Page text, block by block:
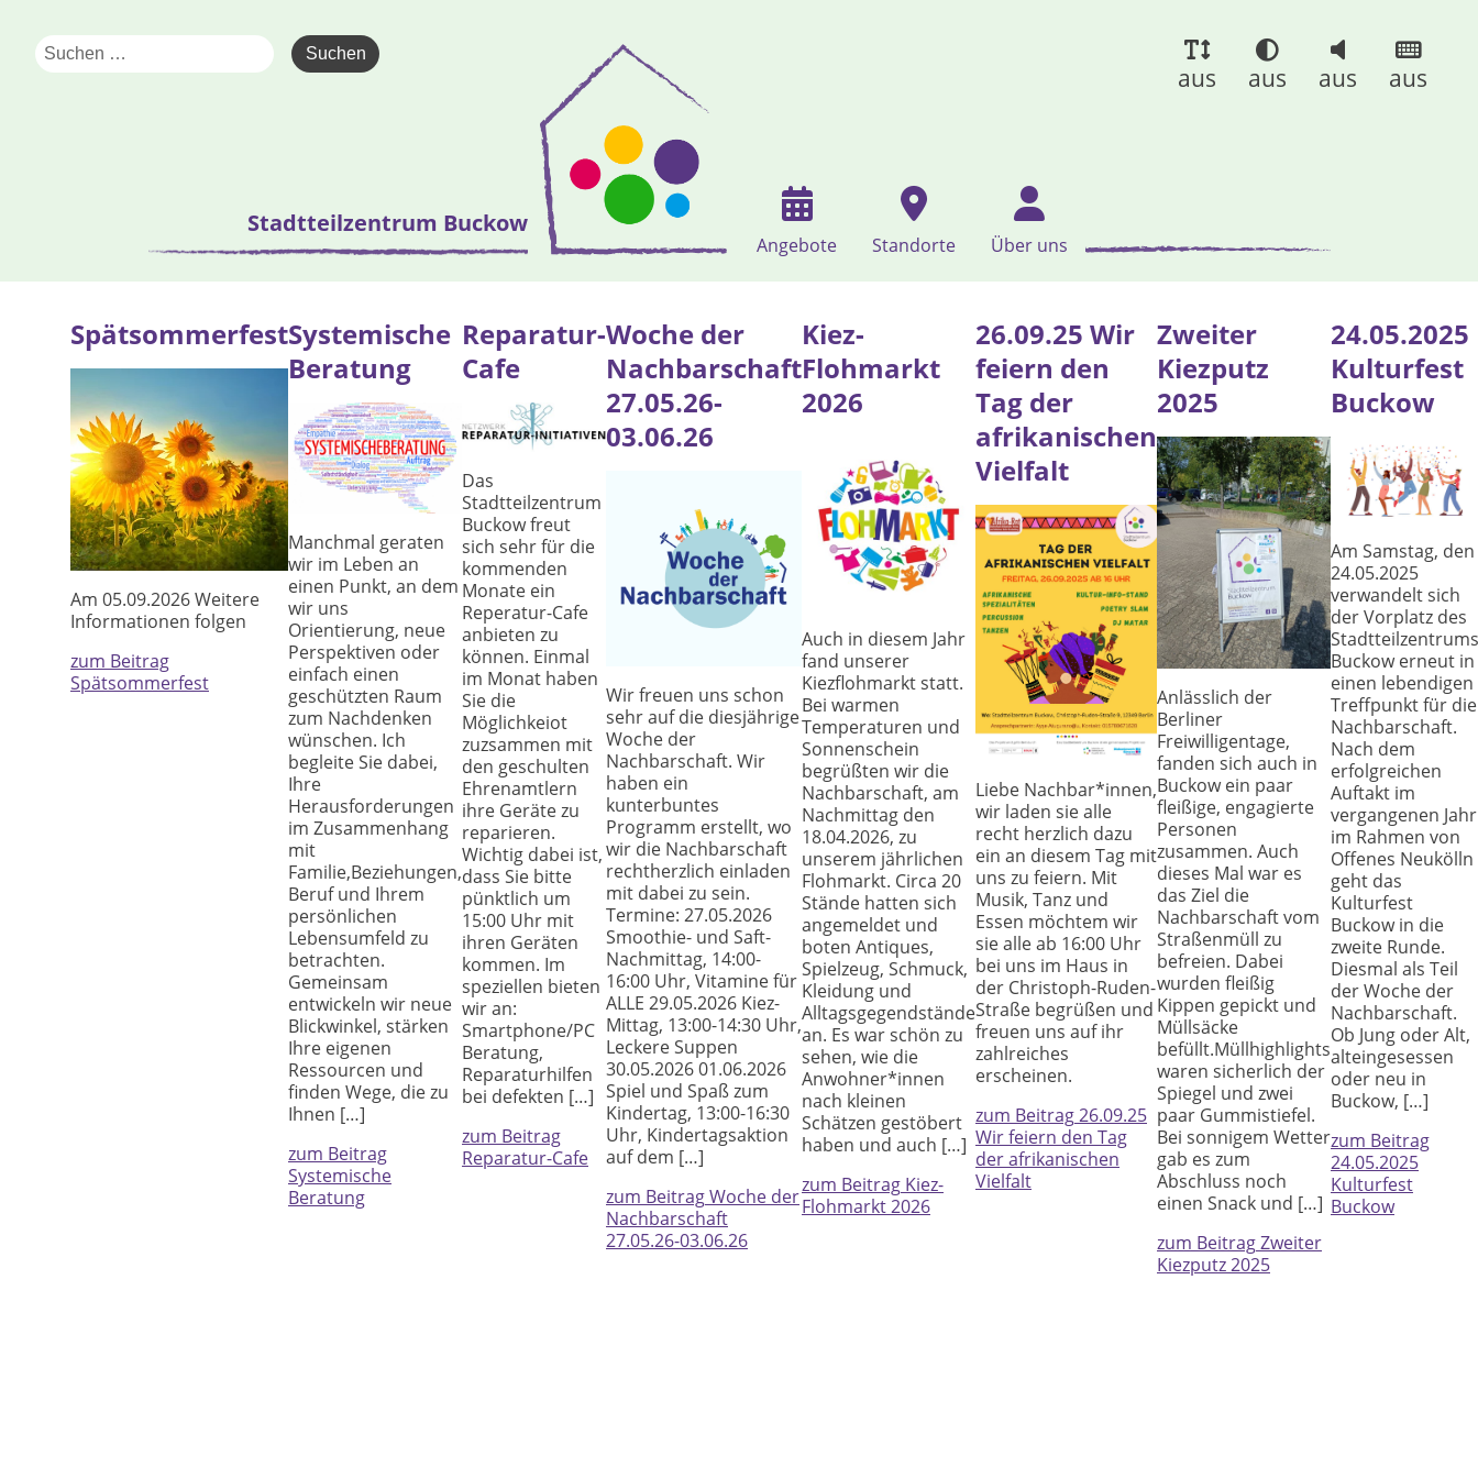
Stadtteilzentrum Buckow
Angebote Standorte Über uns
aus aus aus aus
Spätsommerfest
Am 05.09.2026 Weitere
Informationen folgen
zum Beitrag
Spätsommerfest
Systemische
Beratung
Manchmal geraten
wir im Leben an
einen Punkt, an dem
wir uns
Orientierung, neue
Perspektiven oder
einfach einen
geschützten Raum
zum Nachdenken
wünschen. Ich
begleite Sie dabei,
Ihre
Herausforderungen
im Zusammenhang
mit
Familie,Beziehungen,
Beruf und Ihrem
persönlichen
Lebensumfeld zu
betrachten.
Gemeinsam
entwickeln wir neue
Blickwinkel, stärken
Ihre eigenen
Ressourcen und
finden Wege, die zu
Ihnen […]
zum Beitrag
Systemische
Beratung
Reparatur-
Cafe
Das
Stadtteilzentrum
Buckow freut
sich sehr für die
kommenden
Monate ein
Reperatur-Cafe
anbieten zu
können. Einmal
im Monat haben
Sie die
Möglichkeiot
zuzsammen mit
den geschulten
Ehrenamtlern
ihre Geräte zu
reparieren.
Wichtig dabei ist,
dass Sie bitte
pünktlich um
15:00 Uhr mit
ihren Geräten
kommen. Im
speziellen bieten
wir an:
Smartphone/PC
Beratung,
Reparaturhilfen
bei defekten […]
zum Beitrag
Reparatur-Cafe
Woche der
Nachbarschaft
27.05.26-
03.06.26
Wir freuen uns schon
sehr auf die diesjährige
Woche der
Nachbarschaft. Wir
haben ein
kunterbuntes
Programm erstellt, wo
wir die Nachbarschaft
rechtherzlich einladen
mit dabei zu sein.
Termine: 27.05.2026
Smoothie- und Saft-
Nachmittag, 14:00-
16:00 Uhr, Vitamine für
ALLE 29.05.2026 Kiez-
Mittag, 13:00-14:30 Uhr,
Leckere Suppen
30.05.2026 01.06.2026
Spiel und Spaß zum
Kindertag, 13:00-16:30
Uhr, Kindertagsaktion
auf dem […]
zum BeitragWoche der
Nachbarschaft
27.05.26-03.06.26
Kiez-
Flohmarkt
2026
Auch in diesem Jahr
fand unserer
Kiezflohmarkt statt.
Bei warmen
Temperaturen und
Sonnenschein
begrüßten wir die
Nachbarschaft, am
Nachmittag den
18.04.2026, zu
unserem jährlichen
Flohmarkt. Circa 20
Stände hatten sich
angemeldet und
boten Antiques,
Spielzeug, Schmuck,
Kleidung und
Alltagsgegendstände
an. Es war schön zu
sehen, wie die
Anwohner*innen
nach kleinen
Schätzen gestöbert
haben und auch […]
zum Beitrag Kiez-
Flohmarkt 2026
26.09.25 Wir
feiern den
Tag der
afrikanischen
Vielfalt
Liebe Nachbar*innen,
wir laden sie alle
recht herzlich dazu
ein an diesem Tag mit
uns zu feiern. Mit
Musik, Tanz und
Essen möchtem wir
sie alle ab 16:00 Uhr
bei uns im Haus in
der Christoph-Ruden-
Straße begrüßen und
freuen uns auf ihr
zahlreiches
erscheinen.
zum Beitrag26.09.25
Wir feiern den Tag
der afrikanischen
Vielfalt
Zweiter
Kiezputz
2025
Anlässlich der
Berliner
Freiwilligentage,
fanden sich auch in
Buckow ein paar
fleißige, engagierte
Personen
zusammen. Auch
dieses Mal war es
das Ziel die
Nachbarschaft vom
Straßenmüll zu
befreien. Dabei
wurden fleißig
Kippen gepickt und
Müllsäcke
befüllt.Müllhighlights
waren sicherlich der
Spiegel und zwei
paar Gummistiefel.
Bei sonnigem Wetter
gab es zum
Abschluss noch
einen Snack und […]
zum BeitragZweiter
Kiezputz 2025
24.05.2025
Kulturfest
Buckow
Am Samstag, den
24.05.2025
verwandelt sich
der Vorplatz des
Stadtteilzentrums
Buckow erneut in
einen lebendigen
Treffpunkt für die
Nachbarschaft.
Nach dem
erfolgreichen
Auftakt im
vergangenen Jahr
im Rahmen von
Offenes Neukölln
geht das
Kulturfest
Buckow in die
zweite Runde.
Diesmal als Teil
der Woche der
Nachbarschaft.
Ob Jung oder Alt,
alteingesessen
oder neu in
Buckow, […]
zum Beitrag
24.05.2025
Kulturfest
Buckow